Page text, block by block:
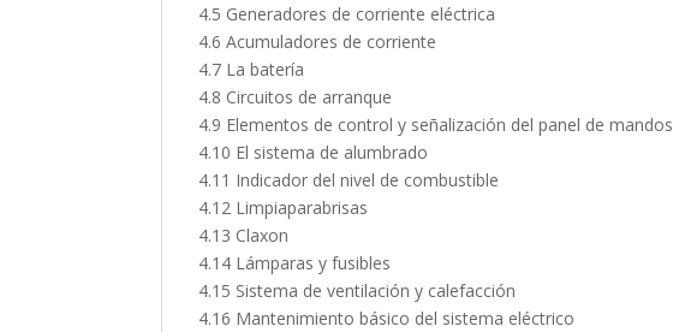
4.5 Generadores de corriente eléctrica
4.6 Acumuladores de corriente
4.7 La batería
4.8 Circuitos de arranque
4.9 Elementos de control y señalización del panel de mandos
4.10 El sistema de alumbrado
4.11 Indicador del nivel de combustible
4.12 Limpiaparabrisas
4.13 Claxon
4.14 Lámparas y fusibles
4.15 Sistema de ventilación y calefacción
4.16 Mantenimiento básico del sistema eléctrico